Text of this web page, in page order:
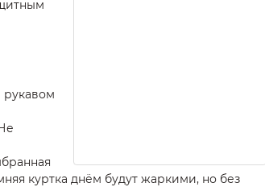
рукавом
куртка днём будут жаркими, но без